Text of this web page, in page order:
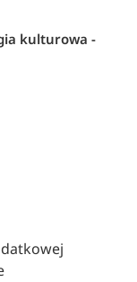
kulturowa -